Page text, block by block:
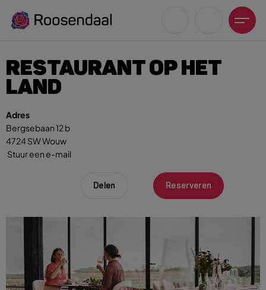
Zoeksuggesties
UITagenda
Winkeltijden en koopzondagen
RESTAURANT OP HET
LAND
Adres
Bergsebaan 12 b
4724 SW Wouw
Stuur een e-mail
Delen Reserveren